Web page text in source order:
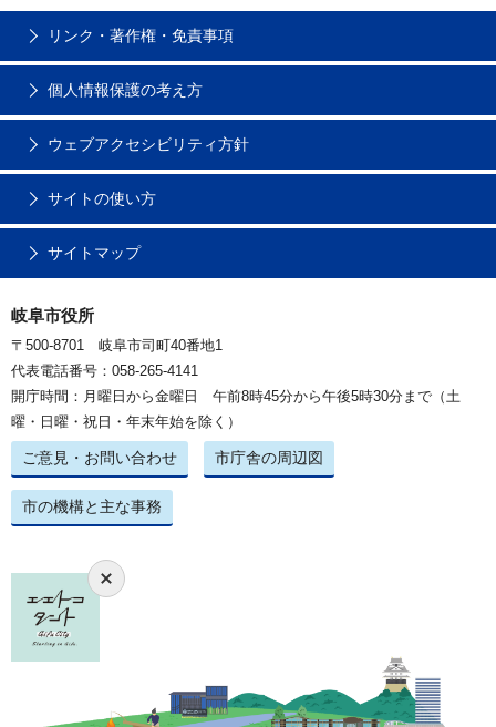
リンク・著作権・免責事項
個人情報保護の考え方
ウェブアクセシビリティ方針
サイトの使い方
サイトマップ
岐阜市役所
〒500-8701 岐阜市司町40番地1
代表電話番号：058-265-4141
開庁時間：月曜日から金曜日 午前8時45分から午後5時30分まで（土
曜・日曜・祝日・年末年始を除く）
ご意見・お問い合わせ 市庁舎の周辺図
市の機構と主な事務